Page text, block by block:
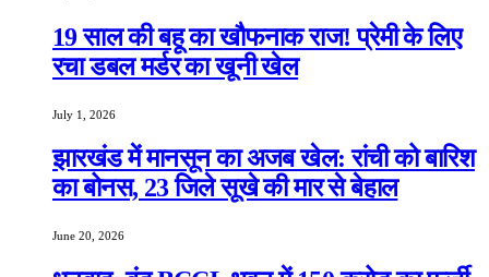
19 साल की बहू का खौफनाक राज! प्रेमी के लिए
रचा डबल मर्डर का खूनी खेल
July 1, 2026
झारखंड में मानसून का अजब खेल: रांची को बारिश
का बोनस, 23 जिले सूखे की मार से बेहाल
June 20, 2026